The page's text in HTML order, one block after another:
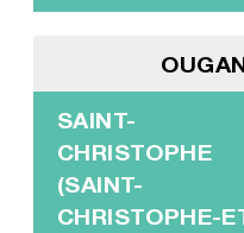
SAINT-
CHRISTOPHE
(SAINT-
CHRISTOPHE-